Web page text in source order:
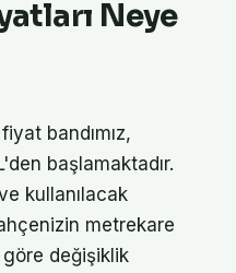
Neye
bandımız,
başlamaktadır.
kullanılacak
metrekare
değişiklik